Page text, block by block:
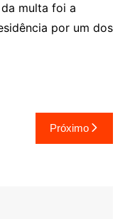
multa foi a
por um dos
Próximo